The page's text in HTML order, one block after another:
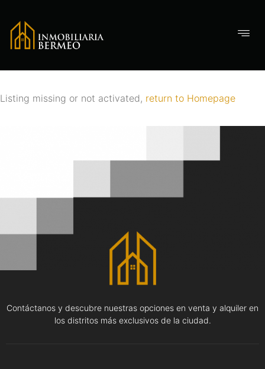
Listing missing or not activated, return to Homepage
Contáctanos y descubre nuestras opciones en venta y alquiler en
los distritos más exclusivos de la ciudad.